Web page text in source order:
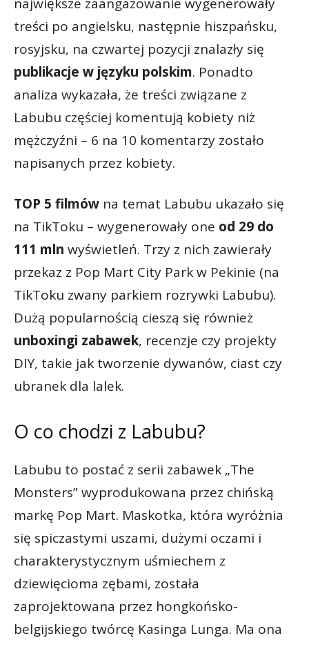
największe zaangażowanie wygenerowały
treści po angielsku, następnie hiszpańsku,
rosyjsku, na czwartej pozycji znalazły się
publikacje w języku polskim. Ponadto
analiza wykazała, że treści związane z
Labubu częściej komentują kobiety niż
mężczyźni – 6 na 10 komentarzy zostało
napisanych przez kobiety.
TOP 5 filmów na temat Labubu ukazało się
na TikToku – wygenerowały one od 29 do
111 mln wyświetleń. Trzy z nich zawierały
przekaz z Pop Mart City Park w Pekinie (na
TikToku zwany parkiem rozrywki Labubu).
Dużą popularnością cieszą się również
unboxingi zabawek, recenzje czy projekty
DIY, takie jak tworzenie dywanów, ciast czy
ubranek dla lalek.
O co chodzi z Labubu?
Labubu to postać z serii zabawek „The
Monsters” wyprodukowana przez chińską
markę Pop Mart. Maskotka, która wyróżnia
się spiczastymi uszami, dużymi oczami i
charakterystycznym uśmiechem z
dziewięcioma zębami, została
zaprojektowana przez hongkońsko-
belgijskiego twórcę Kasinga Lunga. Ma ona